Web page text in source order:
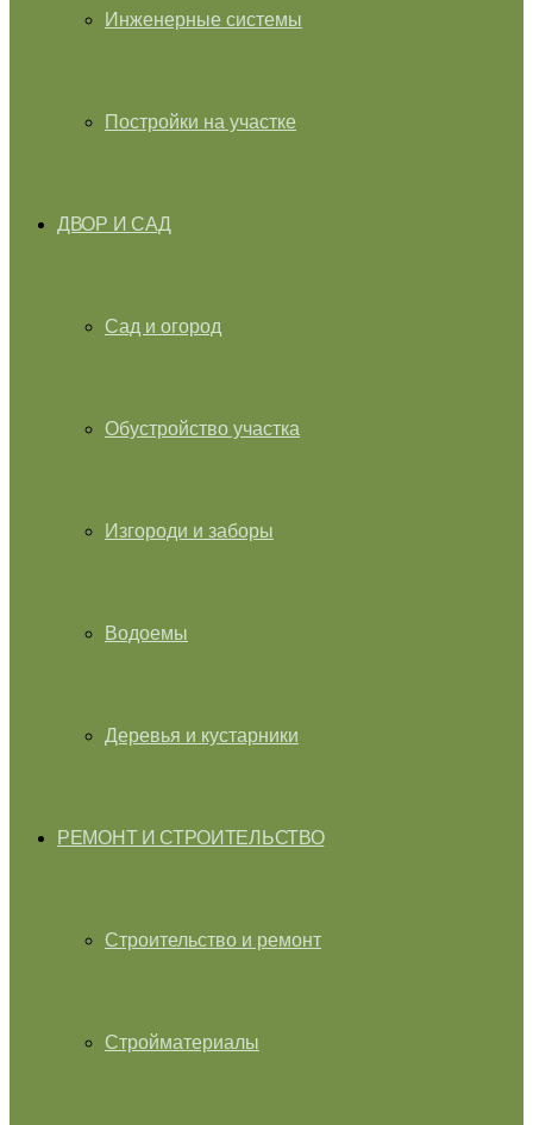
Инженерные системы
Постройки на участке
ДВОР И САД
Сад и огород
Обустройство участка
Изгороди и заборы
Водоемы
Деревья и кустарники
РЕМОНТ И СТРОИТЕЛЬСТВО
Строительство и ремонт
Стройматериалы